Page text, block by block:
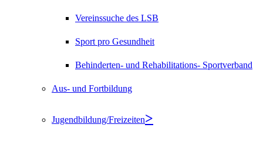
Vereinssuche des LSB
Sport pro Gesundheit
Behinderten- und Rehabilitations- Sportverband
Aus- und Fortbildung
Jugendbildung/Freizeiten